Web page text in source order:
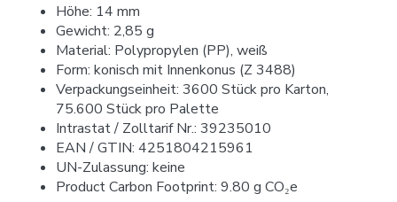
Höhe: 14 mm
Gewicht: 2,85 g
Material: Polypropylen (PP), weiß
Form: konisch mit Innenkonus (Z 3488)
Verpackungseinheit: 3600 Stück pro Karton,
75.600 Stück pro Palette
Intrastat / Zolltarif Nr.: 39235010
EAN / GTIN: 4251804215961
UN-Zulassung: keine
Product Carbon Footprint: 9.80 g CO₂e